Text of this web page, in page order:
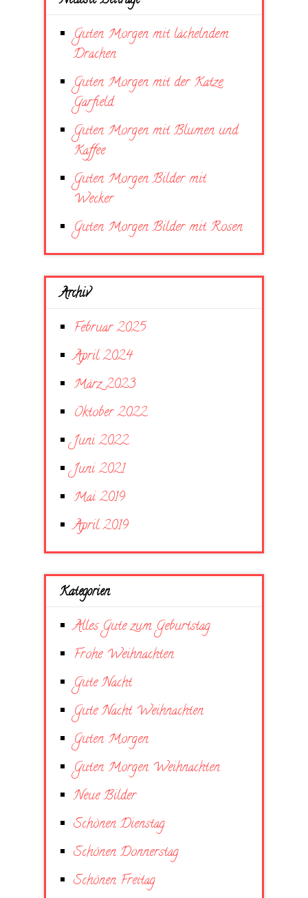
Guten Morgen mit lächelndem
Drachen
Guten Morgen mit der Katze
Garfield
Guten Morgen mit Blumen und
Kaffee
Guten Morgen Bilder mit
Wecker
Guten Morgen Bilder mit Rosen
Archiv
Februar 2025
April 2024
März 2023
Oktober 2022
Juni 2022
Juni 2021
Mai 2019
April 2019
Kategorien
Alles Gute zum Geburtstag
Frohe Weihnachten
Gute Nacht
Gute Nacht Weihnachten
Guten Morgen
Guten Morgen Weihnachten
Neue Bilder
Schönen Dienstag
Schönen Donnerstag
Schönen Freitag